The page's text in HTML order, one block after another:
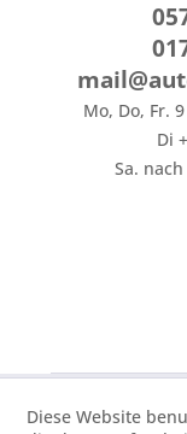
Mo, Do, Fr.
Di
Sa.
Diese Website